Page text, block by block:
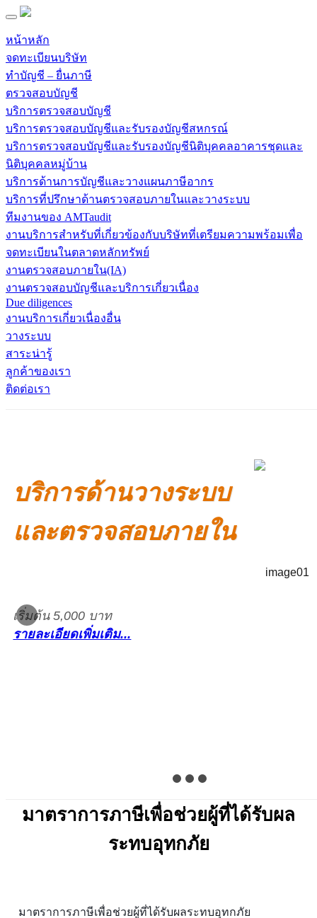
หน้าหลัก
จดทะเบียนบริษัท
ทำบัญชี – ยื่นภาษี
ตรวจสอบบัญชี
บริการตรวจสอบบัญชี
บริการตรวจสอบบัญชีและรับรองบัญชีสหกรณ์
บริการตรวจสอบบัญชีและรับรองบัญชีนิติบุคคลอาคารชุดและ
นิติบุคคลหมู่บ้าน
บริการด้านการบัญชีและวางแผนภาษีอากร
บริการที่ปรึกษาด้านตรวจสอบภายในและวางระบบ
ทีมงานของ AMTaudit
งานบริการสำหรับที่เกี่ยวข้องกับบริษัทที่เตรียมความพร้อมเพื่อ
จดทะเบียนในตลาดหลักทรัพย์
งานตรวจสอบภายใน(IA)
งานตรวจสอบบัญชีและบริการเกี่ยวเนื่อง
Due diligences
งานบริการเกี่ยวเนื่องอื่น
วางระบบ
สาระน่ารู้
ลูกค้าของเรา
ติดต่อเรา
บริการด้านวางระบบ
และตรวจสอบภายใน
เริ่มต้น 5,000 บาท
รายละเอียดเพิ่มเติม...
มาตราการภาษีเพื่อช่วยผู้ที่ได้รับผล
ระทบอุทกภัย
มาตราการภาษีเพื่อช่วยผู้ที่ได้รับผลระทบอุทกภัย